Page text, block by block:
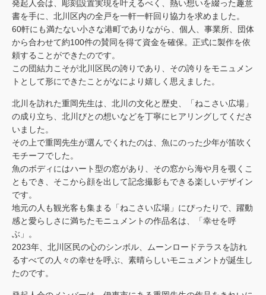
発起人会は、彫刻設置実現を叶えるべく、熱い想いを綴った趣意
書を手に、北川区内の全戸を一軒一軒回り協力を求めました。
60軒にも満たない小さな港町でありながら、個人、事業所、団体
から合わせて約100件の賛同を得て資金を確保。正式に製作を依
頼することができたのです。
この団結力こそが北川区民の誇りであり、その誇りをモニュメン
トとして形にできたことがなにより嬉しく思えました。
北川を訪れた重岡先生は、北川の文化と歴史、「ねこさい広場」
の成り立ち、北川びとの想いなどを丁寧にヒアリングしてくださ
いました。
その上で重岡先生が選んでくれたのは、魚にのった少年が笛吹く
モチーフでした。
魚のボディにはハート型の窓があり、その窓から海や月を覗くこ
ともでき、そこから顔を出して記念撮影もできる楽しいデザイン
です。
地元の人も観光客も集まる「ねこさい広場」にぴったりで、躍動
感と愛らしさに満ちたモニュメントの作品名は、「幸せを呼
ぶ」。
2023年、北川区民の心のシンボル、ムーンロードテラスを訪れ
るすべての人々の幸せを呼ぶ、素晴らしいモニュメントが誕生し
たのです。